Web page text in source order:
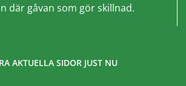
där gåvan som gör skillnad.
AKTUELLA SIDOR JUST NU